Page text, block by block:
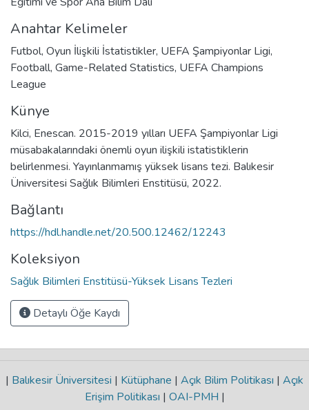
Anahtar Kelimeler
Futbol, Oyun İlişkili İstatistikler, UEFA Şampiyonlar Ligi,
Football, Game-Related Statistics, UEFA Champions
League
Künye
Kilci, Enescan. 2015-2019 yılları UEFA Şampiyonlar Ligi
müsabakalarındaki önemli oyun ilişkili istatistiklerin
belirlenmesi. Yayınlanmamış yüksek lisans tezi. Balıkesir
Üniversitesi Sağlık Bilimleri Enstitüsü, 2022.
Bağlantı
https://hdl.handle.net/20.500.12462/12243
Koleksiyon
Sağlık Bilimleri Enstitüsü-Yüksek Lisans Tezleri
Detaylı Öğe Kaydı
| Balıkesir Üniversitesi | Kütüphane | Açık Bilim Politikası | Açık
Erişim Politikası | OAI-PMH |